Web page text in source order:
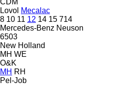
Lovol Mecalac
8 10 11 12 14 15 714
Mercedes-Benz Neuson
6503
New Holland
MH WE
O&K
MH RH
Pel-Job